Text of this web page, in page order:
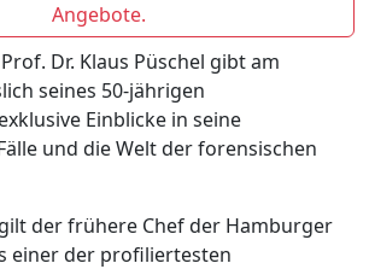
Angebote.
Dr. Klaus Püschel gibt am
seines 50-jährigen
Einblicke in seine
und die Welt der forensischen
der frühere Chef der Hamburger
einer der profiliertesten